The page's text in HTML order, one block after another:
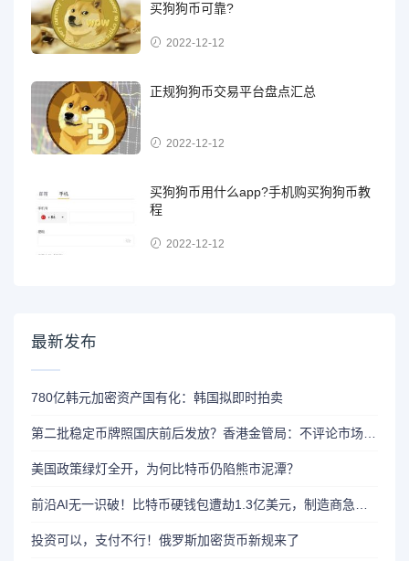
买狗狗币可靠?
2022-12-12
正规狗狗币交易平台盘点汇总
2022-12-12
买狗狗币用什么app?手机购买狗狗币教
程
2022-12-12
最新发布
780亿韩元加密资产国有化：韩国拟即时拍卖
第二批稳定币牌照国庆前后发放？香港金管局：不评论市场传闻 持开放而谨慎态度
美国政策绿灯全开，为何比特币仍陷熊市泥潭？
前沿AI无一识破！比特币硬钱包遭劫1.3亿美元，制造商急呼重审AI依赖
投资可以，支付不行！俄罗斯加密货币新规来了